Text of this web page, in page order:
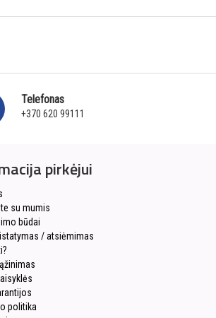
Telefonas
+370 620 99111
pirkėjui
su mumis
būdai
/ atsiėmimas
politika